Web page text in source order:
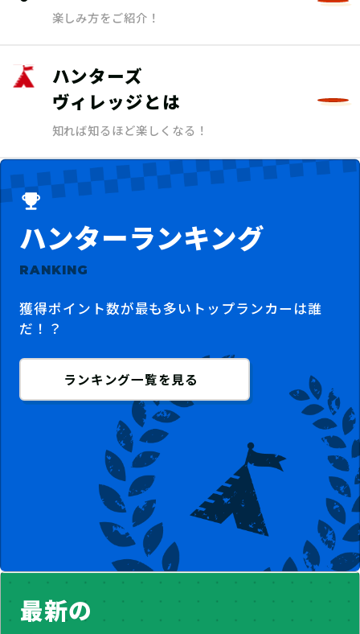
楽しみ方をご紹介！
ハンターズ
ヴィレッジとは
知れば知るほど楽しくなる！
ハンターランキング
RANKING
獲得ポイント数が最も多いトップランカーは誰
だ！？
ランキング一覧を見る
最新の